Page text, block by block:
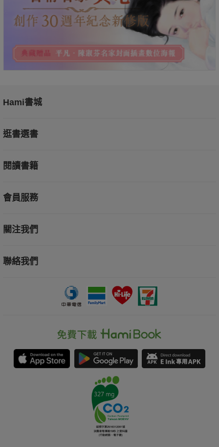
Hami書城
逛書選書
閱讀書籍
會員服務
關注我們
聯絡我們